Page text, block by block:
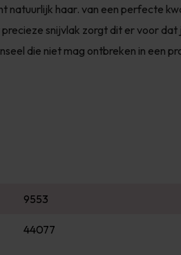
natuurlijk haar. van een perfecte
snijvlak zorgt dit er voor
die niet mag ontbreken in een
9553
44077